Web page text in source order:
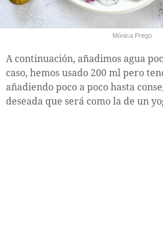
Mónica Prego
A continuación, añadimos agua
caso, hemos usado 200 ml pero
añadiendo poco a poco hasta
deseada que será como la de un